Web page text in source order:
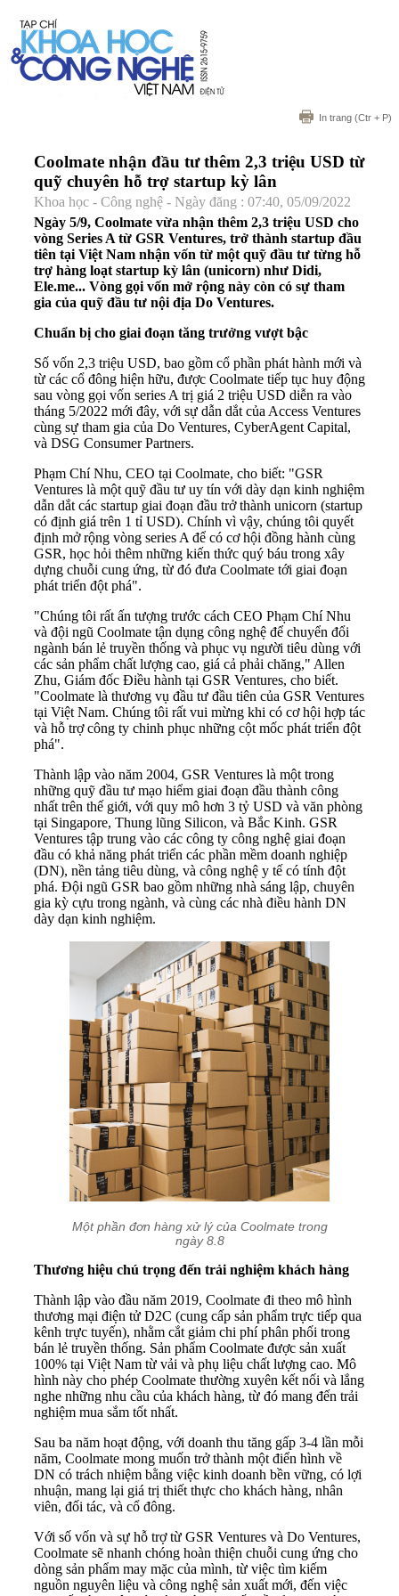
In trang (Ctr + P)
Coolmate nhận đầu tư thêm 2,3 triệu USD từ
quỹ chuyên hỗ trợ startup kỳ lân
Khoa học - Công nghệ - Ngày đăng : 07:40, 05/09/2022
Ngày 5/9, Coolmate vừa nhận thêm 2,3 triệu USD cho
vòng Series A từ GSR Ventures, trở thành startup đầu
tiên tại Việt Nam nhận vốn từ một quỹ đầu tư từng hỗ
trợ hàng loạt startup kỳ lân (unicorn) như Didi,
Ele.me... Vòng gọi vốn mở rộng này còn có sự tham
gia của quỹ đầu tư nội địa Do Ventures.
Chuẩn bị cho giai đoạn tăng trưởng vượt bậc
Số vốn 2,3 triệu USD, bao gồm cổ phần phát hành mới và
từ các cổ đông hiện hữu, được Coolmate tiếp tục huy động
sau vòng gọi vốn series A trị giá 2 triệu USD diễn ra vào
tháng 5/2022 mới đây, với sự dẫn dắt của Access Ventures
cùng sự tham gia của Do Ventures, CyberAgent Capital,
và DSG Consumer Partners.
Phạm Chí Nhu, CEO tại Coolmate, cho biết: "GSR
Ventures là một quỹ đầu tư uy tín với dày dạn kinh nghiệm
dẫn dắt các startup giai đoạn đầu trở thành unicorn (startup
có định giá trên 1 tỉ USD). Chính vì vậy, chúng tôi quyết
định mở rộng vòng series A để có cơ hội đồng hành cùng
GSR, học hỏi thêm những kiến thức quý báu trong xây
dựng chuỗi cung ứng, từ đó đưa Coolmate tới giai đoạn
phát triển đột phá".
"Chúng tôi rất ấn tượng trước cách CEO Phạm Chí Nhu
và đội ngũ Coolmate tận dụng công nghệ để chuyển đổi
ngành bán lẻ truyền thống và phục vụ người tiêu dùng với
các sản phẩm chất lượng cao, giá cả phải chăng," Allen
Zhu, Giám đốc Điều hành tại GSR Ventures, cho biết.
"Coolmate là thương vụ đầu tư đầu tiên của GSR Ventures
tại Việt Nam. Chúng tôi rất vui mừng khi có cơ hội hợp tác
và hỗ trợ công ty chinh phục những cột mốc phát triển đột
phá".
Thành lập vào năm 2004, GSR Ventures là một trong
những quỹ đầu tư mạo hiểm giai đoạn đầu thành công
nhất trên thế giới, với quy mô hơn 3 tỷ USD và văn phòng
tại Singapore, Thung lũng Silicon, và Bắc Kinh. GSR
Ventures tập trung vào các công ty công nghệ giai đoạn
đầu có khả năng phát triển các phần mềm doanh nghiệp
(DN), nền tảng tiêu dùng, và công nghệ y tế có tính đột
phá. Đội ngũ GSR bao gồm những nhà sáng lập, chuyên
gia kỳ cựu trong ngành, và cùng các nhà điều hành DN
dày dạn kinh nghiệm.
Một phần đơn hàng xử lý của Coolmate trong
ngày 8.8
Thương hiệu chú trọng đến trải nghiệm khách hàng
Thành lập vào đầu năm 2019, Coolmate đi theo mô hình
thương mại điện tử D2C (cung cấp sản phẩm trực tiếp qua
kênh trực tuyến), nhằm cắt giảm chi phí phân phối trong
bán lẻ truyền thống. Sản phẩm Coolmate được sản xuất
100% tại Việt Nam từ vải và phụ liệu chất lượng cao. Mô
hình này cho phép Coolmate thường xuyên kết nối và lắng
nghe những nhu cầu của khách hàng, từ đó mang đến trải
nghiệm mua sắm tốt nhất.
Sau ba năm hoạt động, với doanh thu tăng gấp 3-4 lần mỗi
năm, Coolmate mong muốn trở thành một điển hình về
DN có trách nhiệm bằng việc kinh doanh bền vững, có lợi
nhuận, mang lại giá trị thiết thực cho khách hàng, nhân
viên, đối tác, và cổ đông.
Với số vốn và sự hỗ trợ từ GSR Ventures và Do Ventures,
Coolmate sẽ nhanh chóng hoàn thiện chuỗi cung ứng cho
dòng sản phẩm may mặc của mình, từ việc tìm kiếm
nguồn nguyên liệu và công nghệ sản xuất mới, đến việc